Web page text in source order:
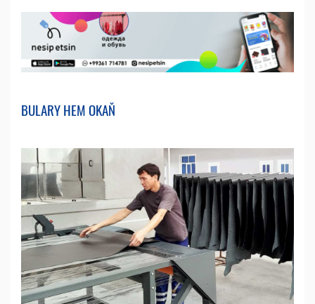
BULARY HEM OKAŇ